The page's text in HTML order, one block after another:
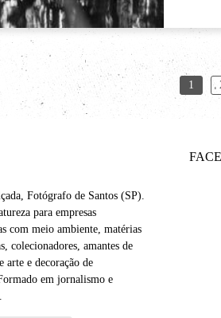
1
Fotógrafo de Santos (SP).
para empresas
com meio ambiente, matérias
colecionadores, amantes de
arte e decoração de
em jornalismo e